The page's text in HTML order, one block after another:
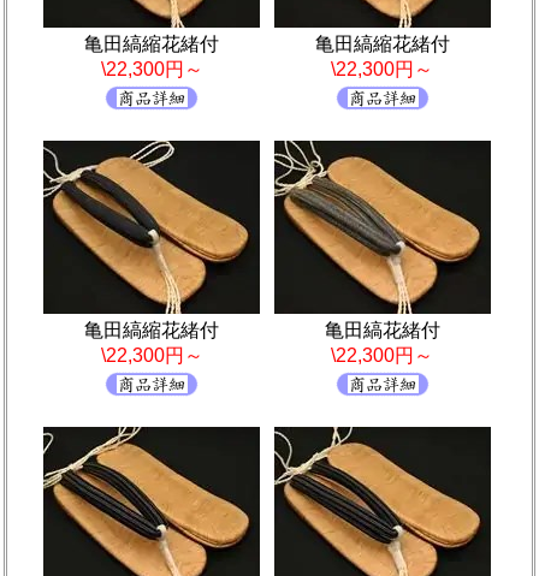
亀田縞縮花緒付
\22,300円～
亀田縞縮花緒付
\22,300円～
亀田縞縮花緒付
\22,300円～
亀田縞花緒付
\22,300円～